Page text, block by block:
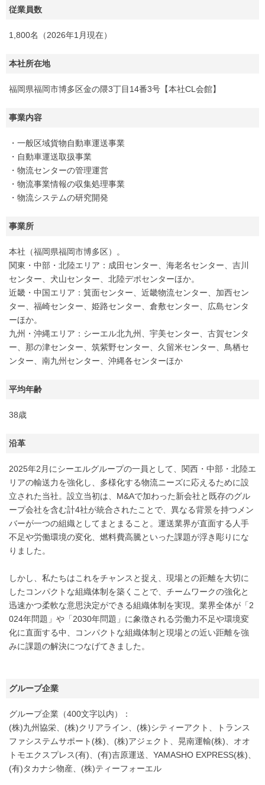
従業員数
1,800名（2026年1月現在）
本社所在地
福岡県福岡市博多区金の隈3丁目14番3号【本社CL会館】
事業内容
・一般区域貨物自動車運送事業
・自動車運送取扱事業
・物流センターの管理運営
・物流事業情報の収集処理事業
・物流システムの研究開発
事業所
本社（福岡県福岡市博多区）。
関東・中部・北陸エリア：成田センター、海老名センター、吉川
センター、犬山センター、北陸デポセンターほか。
近畿・中国エリア：箕面センター、近畿物流センター、加西セン
ター、福崎センター、姫路センター、倉敷センター、広島センタ
ーほか。
九州・沖縄エリア：シーエル北九州、宇美センター、古賀センタ
ー、那の津センター、筑紫野センター、久留米センター、鳥栖セ
ンター、南九州センター、沖縄各センターほか
平均年齢
38歳
沿革
2025年2月にシーエルグループの一員として、関西・中部・北陸エ
リアの輸送力を強化し、多様化する物流ニーズに応えるために設
立された当社。設立当初は、M&Aで加わった新会社と既存のグル
ープ会社を含む計4社が統合されたことで、異なる背景を持つメン
バーが一つの組織としてまとまること。運送業界が直面する人手
不足や労働環境の変化、燃料費高騰といった課題が浮き彫りにな
りました。
しかし、私たちはこれをチャンスと捉え、現場との距離を大切に
したコンパクトな組織体制を築くことで、チームワークの強化と
迅速かつ柔軟な意思決定ができる組織体制を実現。業界全体が「2
024年問題」や「2030年問題」に象徴される労働力不足や環境変
化に直面する中、コンパクトな組織体制と現場との近い距離を強
みに課題の解決につなげてきました。
グループ企業
グループ企業（400文字以内）：
(株)九州協栄、(株)クリアライン、(株)シティーアクト、トランス
ファシステムサポート(株)、(株)アジェクト、晃南運輸(株)、オオ
トモエクスプレス(有)、(有)吉原運送、YAMASHO EXPRESS(株)、
(有)タカナシ物産、(株)ティーフォーエル